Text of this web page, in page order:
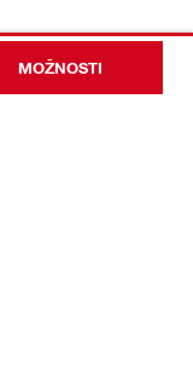
MOŽNOSTI